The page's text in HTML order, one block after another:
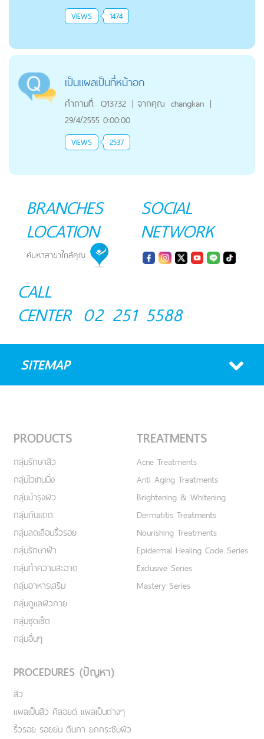
VIEWS 1474
เป็นแผลเป็นที่หน้าอก
คำถามที่: Q13732 | จากคุณ changkan |
29/4/2555 0:00:00
VIEWS 2537
BRANCHES
LOCATION
SOCIAL
NETWORK
CALL
CENTER 02 251 5588
SITEMAP
PRODUCTS
กลุ่มรักษาสิว
กลุ่มไวเทนนิ่ง
กลุ่มบำรุงผิว
กลุ่มกันแดด
กลุ่มลดเลือนริ้วรอย
กลุ่มรักษาฝ้า
กลุ่มทำความสะอาด
กลุ่มอาหารเสริม
กลุ่มดูแลผิวกาย
กลุ่มชุดเซ็ต
กลุ่มอื่นๆ
TREATMENTS
Acne Treatments
Anti Aging Treatments
Brightening & Whitening
Dermatitis Treatments
Nourishing Treatments
Epidermal Healing Code Series
Exclusive Series
Mastery Series
PROCEDURES (ปัญหา)
สิว
แผลเป็นสิว คีลอยด์ แผลเป็นต่างๆ
ริ้วรอย รอยย่น ตีนกา ยกกระชับผิว